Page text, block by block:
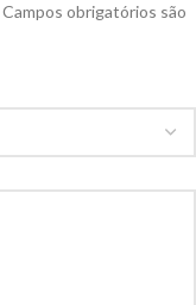
Campos obrigatórios são